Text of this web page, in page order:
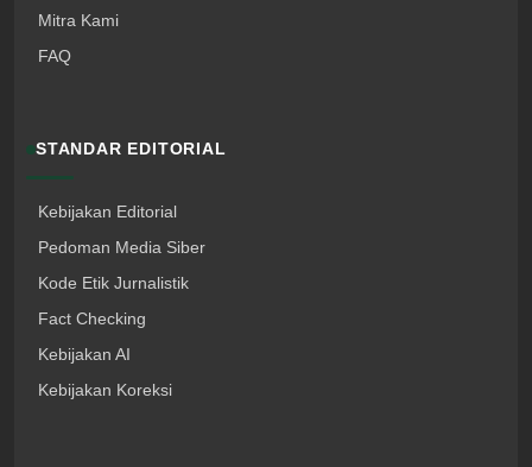
Mitra Kami
FAQ
STANDAR EDITORIAL
Kebijakan Editorial
Pedoman Media Siber
Kode Etik Jurnalistik
Fact Checking
Kebijakan AI
Kebijakan Koreksi